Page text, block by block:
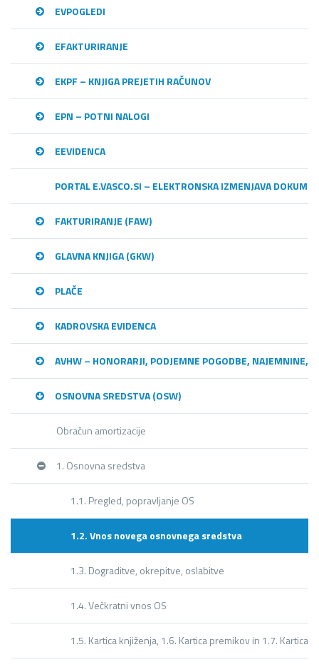
EVPOGLEDI
EFAKTURIRANJE
EKPF – KNJIGA PREJETIH RAČUNOV
EPN – POTNI NALOGI
EEVIDENCA
PORTAL E.VASCO.SI – ELEKTRONSKA IZMENJAVA
FAKTURIRANJE (FAW)
GLAVNA KNJIGA (GKW)
PLAČE
KADROVSKA EVIDENCA
AVHW – HONORARJI, PODJEMNE POGODBE, NAJEMNINE,…
OSNOVNA SREDSTVA (OSW)
Obračun amortizacije
1. Osnovna sredstva
1.1. Pregled, popravljanje OS
1.2. Vnos novega osnovnega sredstva
1.3. Dograditve, okrepitve, oslabitve
1.4. Večkratni vnos OS
1.5. Kartica knjiženja, 1.6. Kartica premikov in 1.7. Kartica